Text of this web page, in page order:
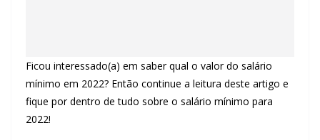
Ficou interessado(a) em saber qual o valor do salário
mínimo em 2022? Então continue a leitura deste artigo e
fique por dentro de tudo sobre o salário mínimo para
2022!